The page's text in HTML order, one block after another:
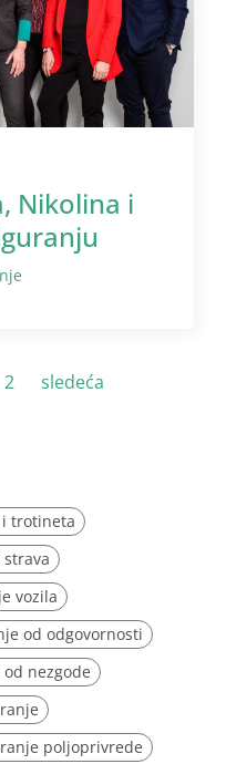
Nikolina i
2 sledeća
trotineta
strava
vozila
od odgovornosti
nezgode
poljoprivrede